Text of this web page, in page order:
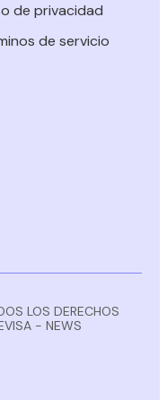
de privacidad
de servicio
LOS DERECHOS
- NEWS